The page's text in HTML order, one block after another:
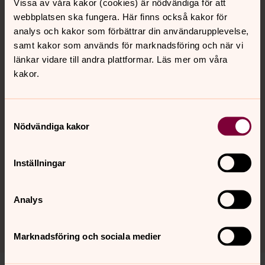
Vissa av våra kakor (cookies) är nödvändiga för att
webbplatsen ska fungera. Här finns också kakor för
analys och kakor som förbättrar din användarupplevelse,
samt kakor som används för marknadsföring och när vi
länkar vidare till andra plattformar. Läs mer om våra
kakor.
Nödvändiga kakor
Inställningar
Analys
Marknadsföring och sociala medier
Onsdagar 13.30-15.00
Torsdagar 10.00-12.00
Fredagar 10.00-12.00
Besöksadress
Personal södra området
service- och administrativ personal i Teleborgs kyrka
samt Tävelsås, Vederslöv och Kalvsviks församling och